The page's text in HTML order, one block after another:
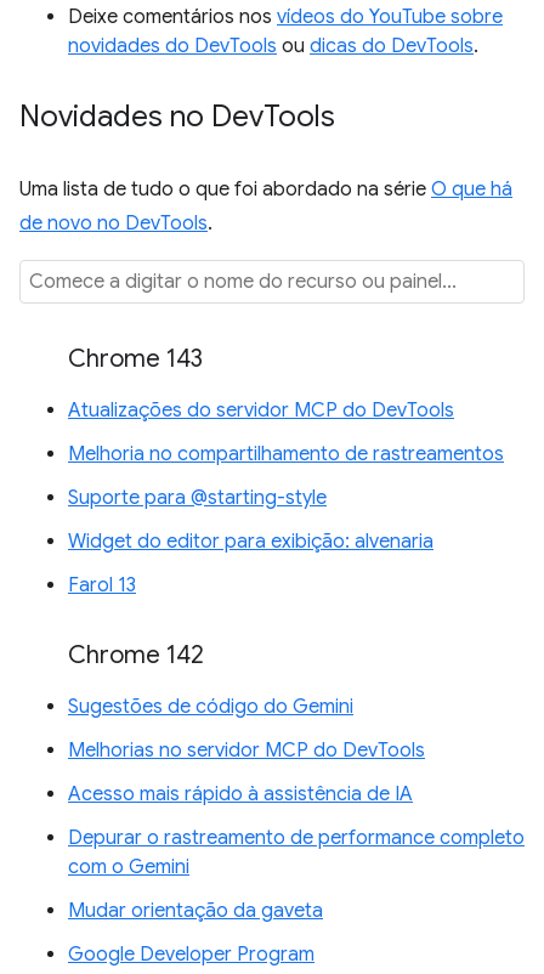
Deixe comentários nos vídeos do YouTube sobre
novidades do DevTools ou dicas do DevTools.
Novidades no DevTools
Uma lista de tudo o que foi abordado na série O que há
de novo no DevTools.
Chrome 143
Atualizações do servidor MCP do DevTools
Melhoria no compartilhamento de rastreamentos
Suporte para @starting-style
Widget do editor para exibição: alvenaria
Farol 13
Chrome 142
Sugestões de código do Gemini
Melhorias no servidor MCP do DevTools
Acesso mais rápido à assistência de IA
Depurar o rastreamento de performance completo
com o Gemini
Mudar orientação da gaveta
Google Developer Program